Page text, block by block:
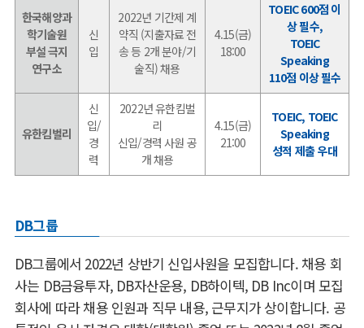
한국해양과
학기술원
부설 극지
연구소
신
입
2022년 기간제 계
약직 (지출자료 전
송 등 2개 분야/기
술직) 채용
4.15(금)
18:00
TOEIC 600점 이
상 필수,
TOEIC
Speaking
110점 이상 필수
유한킴벌리
신
입/
경
력
2022년 유한킴벌
리
신입/경력 사원 공
개 채용
4.15(금)
21:00
TOEIC, TOEIC
Speaking
성적 제출 우대
DB그룹
DB그룹에서 2022년 상반기 신입사원을 모집합니다. 채용 회
사는 DB금융투자, DB자산운용, DB하이텍, DB Inc이며 모집
회사에 따라 채용 인원과 직무 내용, 근무지가 상이합니다. 공